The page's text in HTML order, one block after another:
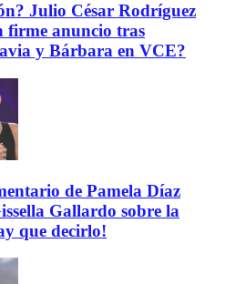
Julio César Rodríguez
firme anuncio tras
y Bárbara en VCE?
de Pamela Díaz
Gallardo sobre la
que decirlo!